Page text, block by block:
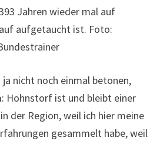
Jahren wieder mal auf
aufgetaucht ist. Foto:
nicht noch einmal betonen,
Hohnstorf ist und bleibt einer
der Region, weil ich hier meine
gesammelt habe, weil